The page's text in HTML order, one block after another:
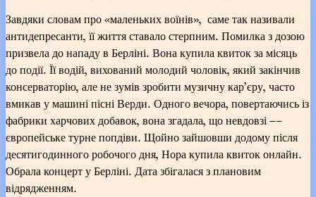
Завдяки словам про «маленьких воїнів», саме так називали
антидепресанти, її життя ставало стерпним. Помилка з дозою
призвела до нападу в Берліні. Вона купила квиток за місяць
до події. Її водій, вихований молодий чоловік, який закінчив
консерваторію, але не зумів зробити музичну кар’єру, часто
вмикав у машині пісні Верди. Одного вечора, повертаючись із
фабрики харчових добавок, вона згадала, що невдовзі ––
європейське турне попдіви. Щойно зайшовши додому після
десятигодинного робочого дня, Нора купила квиток онлайн.
Обрала концерт у Берліні. Дата збігалася з плановим
відрядженням.